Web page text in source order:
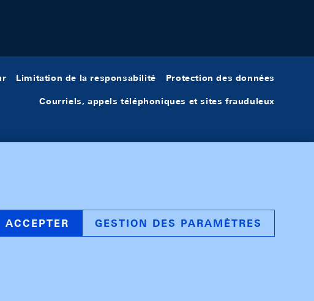
Limitation de la responsabilité Protection des données
Courriels, appels téléphoniques et sites frauduleux
ACCEPTER GESTION DES PARAMÈTRES